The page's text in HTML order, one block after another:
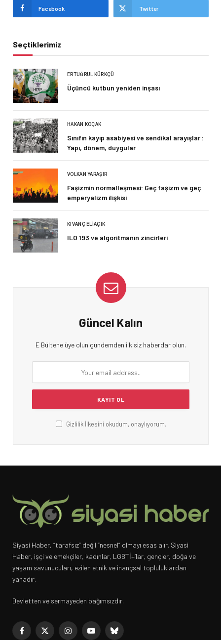
Facebook Twitter
Seçtiklerimiz
ERTUĞRUL KÜRKÇÜ
Üçüncü kutbun yeniden inşası
HAKAN KOÇAK
Sınıfın kayıp asabiyesi ve sendikal arayışlar :
Yapı, dönem, duygular
VOLKAN YARAŞIR
Faşizmin normalleşmesi: Geç faşizm ve geç
emperyalizm ilişkisi
KIVANÇ ELIAÇIK
ILO 193 ve algoritmanın zincirleri
Güncel Kalın
E Bültene üye olun gündemden ilk siz haberdar olun.
Gizlilik İlkesini okudum, onaylıyorum.
Siyasi Haber, “tarafsız” değil “nesnel” olmayı esas alır. Siyasi
Haber, işçi ve emekçiler, kadınlar, LGBTİ+’lar, gençler, doğa ve
yaşam savunucuları, ezilen etnik ve inançsal topluluklardan
yanadır.
Devletten ve sermayeden bağımsızdır.
Facebook
X
InstagramYouTubeBluesky